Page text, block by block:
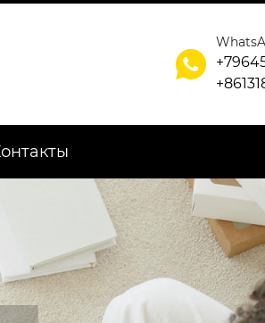
